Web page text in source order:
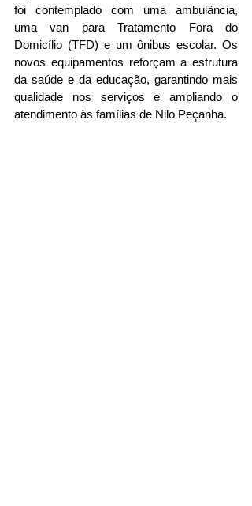
foi contemplado com uma ambulância,
uma van para Tratamento Fora do
Domicílio (TFD) e um ônibus escolar. Os
novos equipamentos reforçam a estrutura
da saúde e da educação, garantindo mais
qualidade nos serviços e ampliando o
atendimento às famílias de Nilo Peçanha.